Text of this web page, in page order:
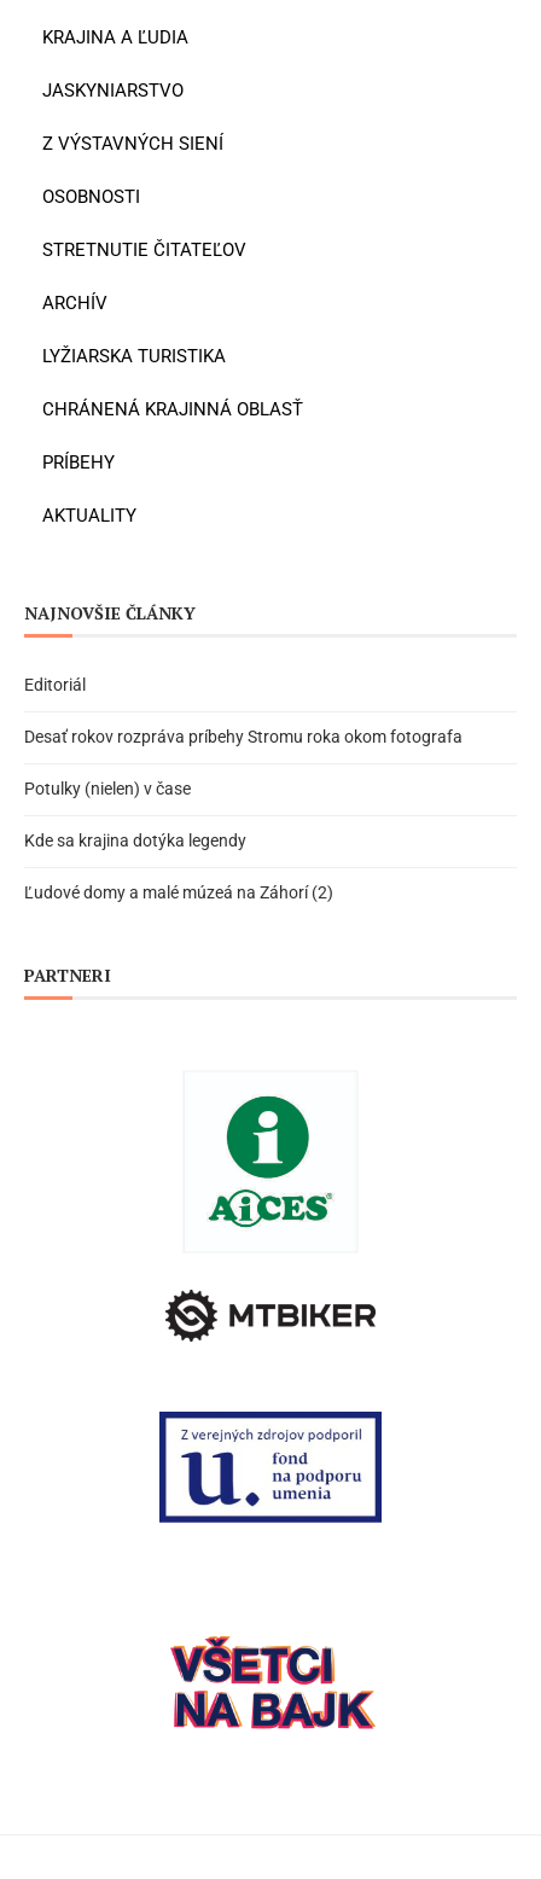
KRAJINA A ĽUDIA
JASKYNIARSTVO
Z VÝSTAVNÝCH SIENÍ
OSOBNOSTI
STRETNUTIE ČITATEĽOV
ARCHÍV
LYŽIARSKA TURISTIKA
CHRÁNENÁ KRAJINNÁ OBLASŤ
PRÍBEHY
AKTUALITY
NAJNOVŠIE ČLÁNKY
Editoriál
Desať rokov rozpráva príbehy Stromu roka okom fotografa
Potulky (nielen) v čase
Kde sa krajina dotýka legendy
Ľudové domy a malé múzeá na Záhorí (2)
PARTNERI